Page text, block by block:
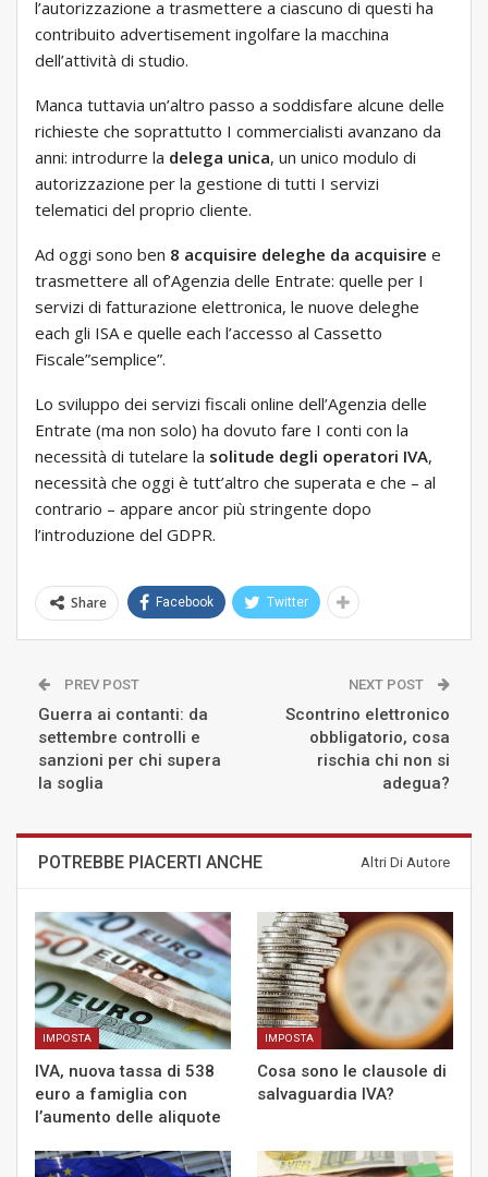
l’autorizzazione a trasmettere a ciascuno di questi ha
contribuito advertisement ingolfare la macchina
dell’attività di studio.
Manca tuttavia un’altro passo a soddisfare alcune delle
richieste che soprattutto I commercialisti avanzano da
anni: introdurre la delega unica, un unico modulo di
autorizzazione per la gestione di tutti I servizi
telematici del proprio cliente.
Ad oggi sono ben 8 acquisire deleghe da acquisire e
trasmettere all of’Agenzia delle Entrate: quelle per I
servizi di fatturazione elettronica, le nuove deleghe
each gli ISA e quelle each l’accesso al Cassetto
Fiscale”semplice”.
Lo sviluppo dei servizi fiscali online dell’Agenzia delle
Entrate (ma non solo) ha dovuto fare I conti con la
necessità di tutelare la solitude degli operatori IVA,
necessità che oggi è tutt’altro che superata e che – al
contrario – appare ancor più stringente dopo
l’introduzione del GDPR.
Share Facebook Twitter
PREV POST
Guerra ai contanti: da
settembre controlli e
sanzioni per chi supera
la soglia
NEXT POST
Scontrino elettronico
obbligatorio, cosa
rischia chi non si
adegua?
POTREBBE PIACERTI ANCHE Altri Di Autore
IMPOSTA
IVA, nuova tassa di 538
euro a famiglia con
l’aumento delle aliquote
IMPOSTA
Cosa sono le clausole di
salvaguardia IVA?